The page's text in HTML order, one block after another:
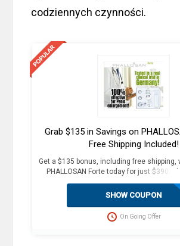
codziennych czynności.
Grab $135 in Savings on
Free Shipping Included!
Get a $135 bonus, including free shipping,
PHALLOSAN Forte today for just $390.
extra sleeve condoms (worth $100+)
exclusive offer. The package includes an
foam ring, suction bells (S, M, L) with
protector caps, tension clip with spring,
3-way valve, manual, template, and
SHOW COUPON
On Going Offer